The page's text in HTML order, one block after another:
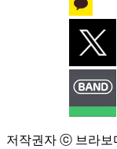
저작권자 ⓒ 브라보